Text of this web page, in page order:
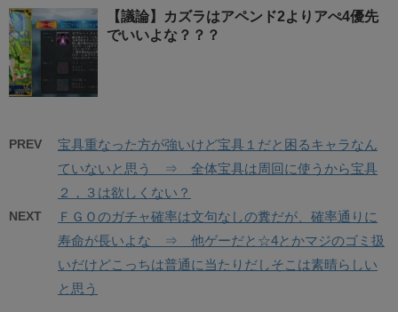
【議論】カズラはアペンド2よりアぺ4優先
でいいよな？？？
PREV
宝具重なった方が強いけど宝具１だと困るキャラなん
ていないと思う ⇒ 全体宝具は周回に使うから宝具
２，３は欲しくない？
NEXT
ＦＧＯのガチャ確率は文句なしの糞だが、確率通りに
寿命が長いよな ⇒ 他ゲーだと☆4とかマジのゴミ扱
いだけどこっちは普通に当たりだしそこは素晴らしい
と思う